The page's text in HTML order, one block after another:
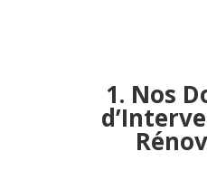
1. Nos